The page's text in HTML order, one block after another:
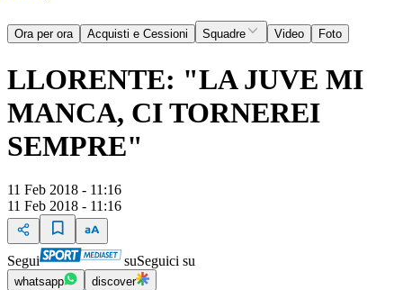
Ora per ora Acquisti e Cessioni Squadre Video Foto
LLORENTE: "LA JUVE MI
MANCA, CI TORNEREI
SEMPRE"
11 Feb 2018 - 11:16
11 Feb 2018 - 11:16
Segui suSeguici su
whatsapp discover